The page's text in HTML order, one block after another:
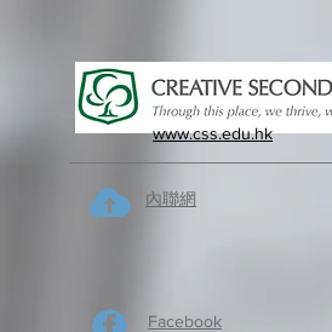
www.css.edu.hk
內聯網
Facebook